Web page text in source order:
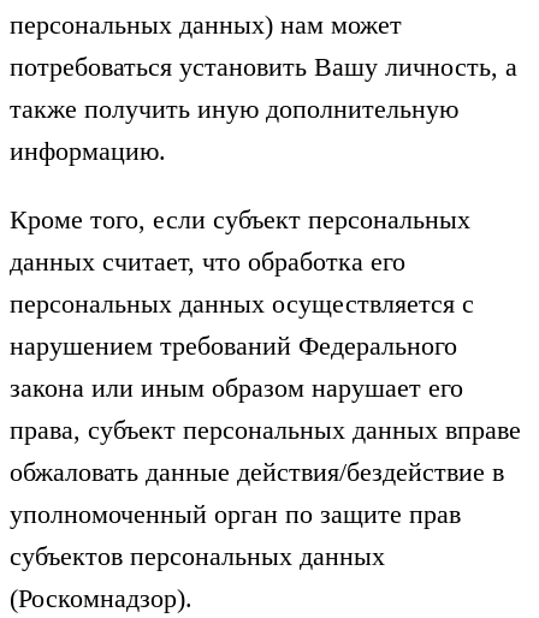
персональных данных) нам может
потребоваться установить Вашу личность, а
также получить иную дополнительную
информацию.
Кроме того, если субъект персональных
данных считает, что обработка его
персональных данных осуществляется с
нарушением требований Федерального
закона или иным образом нарушает его
права, субъект персональных данных вправе
обжаловать данные действия/бездействие в
уполномоченный орган по защите прав
субъектов персональных данных
(Роскомнадзор).